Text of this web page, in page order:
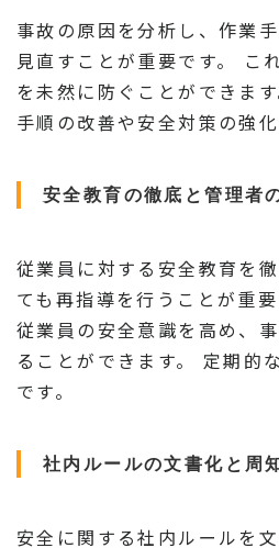
事故の原因を分析し、作業
見直すことが重要です。 こ
を未然に防ぐことができま
手順の改善や安全対策の強化
安全教育の徹底と管理者
従業員に対する安全教育を
ても再指導を行うことが重要
従業員の安全意識を高め、
ることができます。 定期的
です。
社内ルールの文書化と周
安全に関する社内ルールを